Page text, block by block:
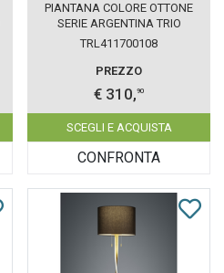
PIANTANA COLORE OTTONE
SERIE ARGENTINA TRIO
LIGHTING 411700108
TRL411700108
PREZZO
€ 310,90
SCEGLI E ACQUISTA
CONFRONTA